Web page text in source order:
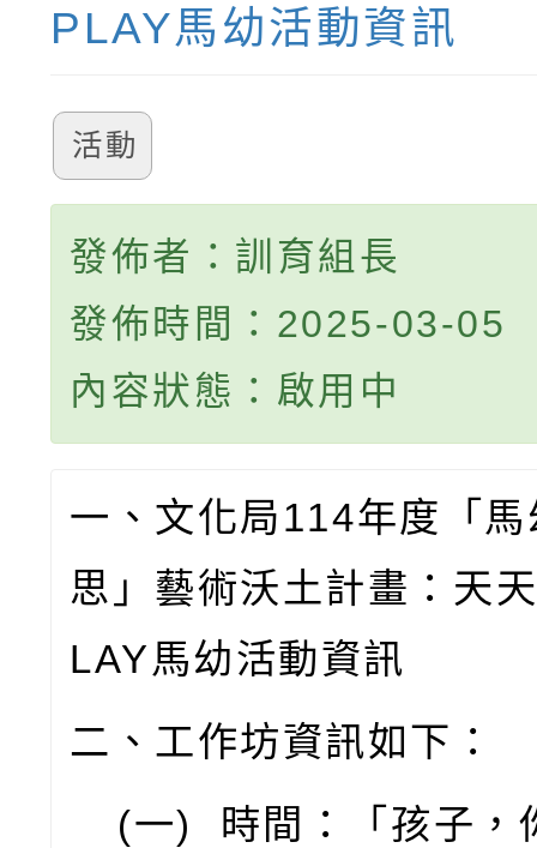
PLAY馬幼活動資訊
活動
發佈者：訓育組長
發佈時間：2025-03-05
內容狀態：啟用中
一、文化局114年度「
思」藝術沃土計畫：天
LAY馬幼活動資訊
二、 工作坊資訊如下：
(一)
時間：「孩子，